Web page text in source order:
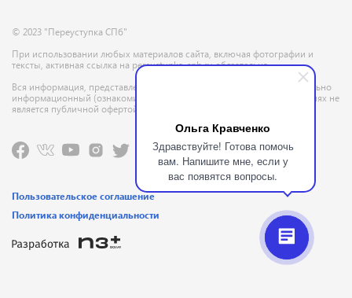
Ольга Кравченко
Здравствуйте! Готова помочь
вам. Напишите мне, если у
вас появятся вопросы.
© 2023 "Переуступка СПб"
При использовании любых материалов сайта, включая фотографии и
тексты, активная ссылка на pereustupka-spb.ru обязательна
Вся информация, представленная на данном сайте, носит исключительно
информационный (ознакомительный) характер и ни при каких условиях не
является публичной офертой, определяемой положениями ГК РФ
Пользовательское соглашение
Политика конфиденциальности